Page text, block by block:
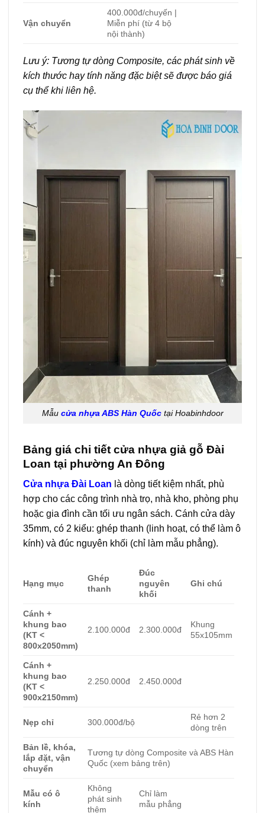
Vận chuyển
400.000đ/chuyến |
Miễn phí (từ 4 bộ
nội thành)
Lưu ý: Tương tự dòng Composite, các phát sinh về
kích thước hay tính năng đặc biệt sẽ được báo giá
cụ thể khi liên hệ.
Mẫu cửa nhựa ABS Hàn Quốctại Hoabinhdoor
Bảng giá chi tiết cửa nhựa giả gỗ Đài
Loan tại phường An Đông
Cửa nhựa Đài Loan là dòng tiết kiệm nhất, phù
hợp cho các công trình nhà trọ, nhà kho, phòng phụ
hoặc gia đình cần tối ưu ngân sách. Cánh cửa dày
35mm, có 2 kiểu: ghép thanh (linh hoạt, có thể làm ô
kính) và đúc nguyên khối (chỉ làm mẫu phẳng).
Hạng mục
Ghép
thanh
Đúc
nguyên
khối
Ghi chú
Cánh +
khung bao
(KT <
800x2050mm)
2.100.000đ 2.300.000đ
Khung
55x105mm
Cánh +
khung bao
(KT <
900x2150mm)
2.250.000đ 2.450.000đ
Nẹp chỉ 300.000đ/bộ
Rẻ hơn 2
dòng trên
Bản lề, khóa,
lắp đặt, vận
chuyển
Tương tự dòng Composite và ABS Hàn
Quốc (xem bảng trên)
Mẫu có ô
kính
Không
phát sinh
thêm
Chỉ làm
mẫu phẳng